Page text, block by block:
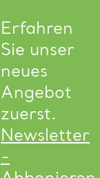
Erfahren
Sie unser
neues
Angebot
zuerst.
Newsletter
-